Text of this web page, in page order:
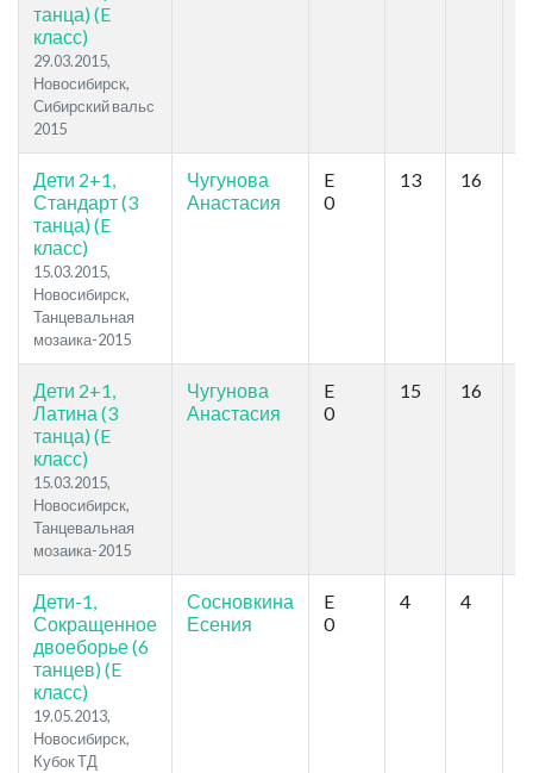
танца) (E
класс)
29.03.2015,
Новосибирск,
Сибирский вальс
2015
Дети 2+1,
Стандарт (3
танца) (E
класс)
15.03.2015,
Новосибирск,
Танцевальная
мозаика-2015
Чугунова
Анастасия
E
0
13 16
Дети 2+1,
Латина (3
танца) (E
класс)
15.03.2015,
Новосибирск,
Танцевальная
мозаика-2015
Чугунова
Анастасия
E
0
15 16
Дети-1,
Сокращенное
двоеборье (6
танцев) (E
класс)
19.05.2013,
Новосибирск,
Кубок ТД
Сосновкина
Есения
E
0
4 4